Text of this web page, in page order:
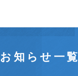
お知らせ一覧